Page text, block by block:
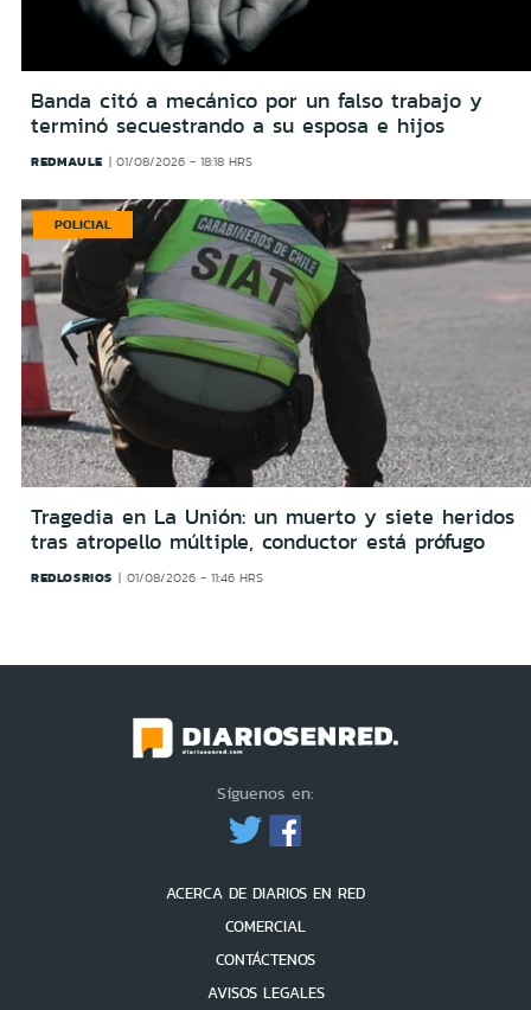
Banda citó a mecánico por un falso trabajo y
terminó secuestrando a su esposa e hijos
REDMAULE 01/08/2026 - 18:18 HRS
POLICIAL
Tragedia en La Unión: un muerto y siete heridos
tras atropello múltiple, conductor está prófugo
REDLOSRIOS 01/08/2026 - 11:46 HRS
Síguenos en:
ACERCA DE DIARIOS EN RED
COMERCIAL
CONTÁCTENOS
AVISOS LEGALES